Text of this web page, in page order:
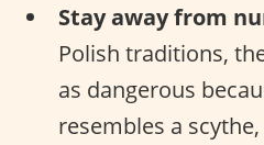
Stay away from
Polish traditions,
as dangerous
resembles a